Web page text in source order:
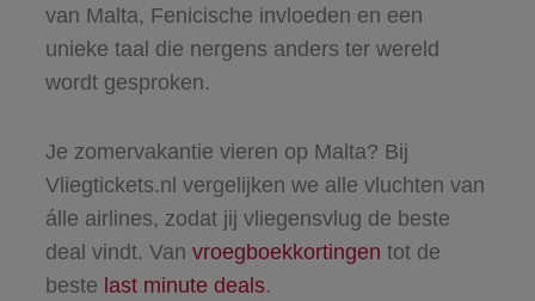
van Malta, Fenicische invloeden en een
unieke taal die nergens anders ter wereld
wordt gesproken.
Je zomervakantie vieren op Malta? Bij
Vliegtickets.nl vergelijken we alle vluchten van
álle airlines, zodat jij vliegensvlug de beste
deal vindt. Van vroegboekkortingen tot de
beste last minute deals.